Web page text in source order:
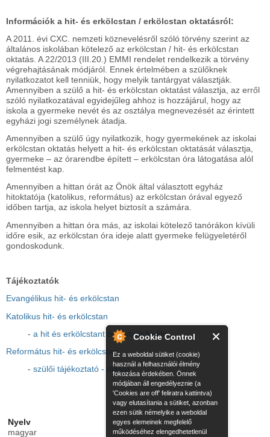
Cookie Control
Ez a weboldal sütiket (cookie)
használ a felhasználói élmény
fokozása érdekében. Önnek
módjában áll engedélyeznie (a
'Cookies are off' feliratra kattintva)
vagy elutasítania a sütiket, azonban
ezen sütik némelyike a weboldal
egyes elemeinek megfelelő
működéséhez elengedhetetlenül
Információk a hit- és erkölcstan / erkölcstan oktatásról:
A 2011. évi CXC. nemzeti köznevelésről szóló törvény szerint az
általános iskolában kötelező az erkölcstan / hit- és erkölcstan
oktatás. A 22/2013 (III.20.) EMMI rendelet rendelkezik a törvény
végrehajtásának módjáról. Ennek értelmében a szülőknek
nyilatkozatot kell tenniük, hogy melyik tantárgyat választják.
Amennyiben a szülő a hit- és erkölcstan oktatást választja, az erről
szóló nyilatkozatával egyidejűleg ahhoz is hozzájárul, hogy az
iskola a gyermeke nevét és az osztálya megnevezését az érintett
egyházi jogi személynek átadja.
Amennyiben a szülő úgy nyilatkozik, hogy gyermekének az iskolai
erkölcstan oktatás helyett a hit- és erkölcstan oktatását választja,
gyermeke – az órarendbe épített – erkölcstan óra látogatása alól
felmentést kap.
Amennyiben a hittan órát az Önök által választott egyház
hitoktatója (katolikus, református) az erkölcstan órával egyező
időben tartja, az iskola helyet biztosít a számára.
Amennyiben a hittan óra más, az iskolai kötelező tanórákon kívüli
időre esik, az erkölcstan óra ideje alatt gyermeke felügyeletéről
gondoskodunk.
Tájékoztatók
Evangélikus hit- és erkölcstan
Katolikus hit- és erkölcstan
- a hit és erkölcstant bemutató kisfilm
Református hit- és erkölcstan
- szülői tájékoztató - diasor
Nyelv
magyar